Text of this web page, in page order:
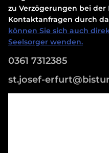
zu Verzögerungen bei
Kontaktanfragen durch
können Sie sich auch
Seelsorger wenden.
0361 7312385
st.josef-